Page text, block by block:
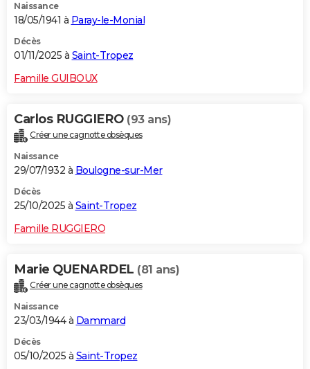
Naissance
18/05/1941 à Paray-le-Monial
Décès
01/11/2025 à Saint-Tropez
Famille GUIBOUX
Carlos RUGGIERO (93 ans)
Créer une cagnotte obsèques
Naissance
29/07/1932 à Boulogne-sur-Mer
Décès
25/10/2025 à Saint-Tropez
Famille RUGGIERO
Marie QUENARDEL (81 ans)
Créer une cagnotte obsèques
Naissance
23/03/1944 à Dammard
Décès
05/10/2025 à Saint-Tropez